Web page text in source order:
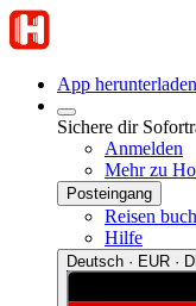
App herunterladen
Sichere dir
Anmelden
Mehr zu
Posteingang
Reisen
Hilfe
Deutsch · EUR ·